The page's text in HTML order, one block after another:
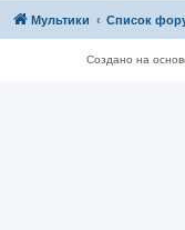
Мультики Список
Создано на